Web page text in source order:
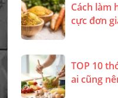
Cách làm
cực đơn
TOP 10
ai cũng